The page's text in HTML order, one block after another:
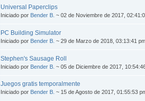
Universal Paperclips
Iniciado por Bender B. ~ 02 de Noviembre de 2017,
PC Building Simulator
Iniciado por Bender B. ~ 29 de Marzo de 2018, 03:13:41
Stephen's Sausage Roll
Iniciado por Bender B. ~ 05 de Diciembre de 2017,
Juegos gratis temporalmente
Iniciado por Bender B. ~ 15 de Agosto de 2017, 01:55:53